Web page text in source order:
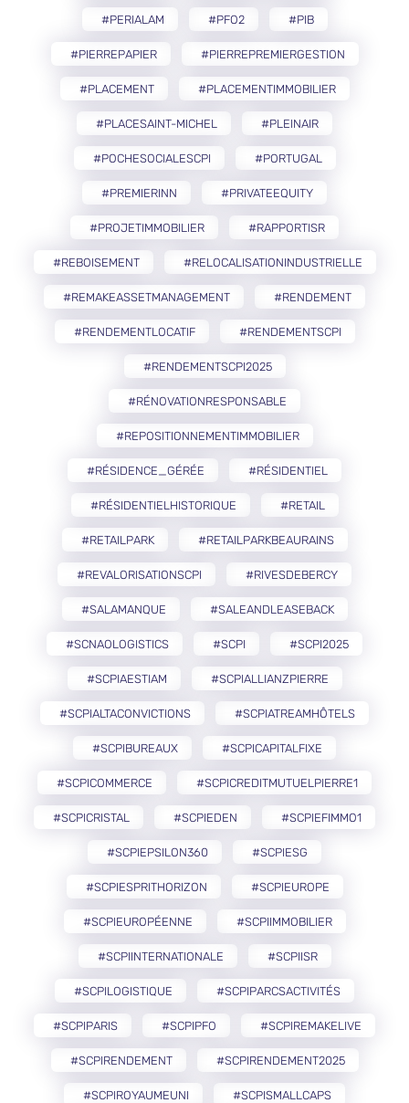
#PERIALAM #PFO2 #PIB
#PIERREPAPIER #PIERREPREMIERGESTION
#PLACEMENT #PLACEMENTIMMOBILIER
#PLACESAINT-MICHEL #PLEINAIR
#POCHESOCIALESCPI #PORTUGAL
#PREMIERINN #PRIVATEEQUITY
#PROJETIMMOBILIER #RAPPORTISR
#REBOISEMENT #RELOCALISATIONINDUSTRIELLE
#REMAKEASSETMANAGEMENT #RENDEMENT
#RENDEMENTLOCATIF #RENDEMENTSCPI
#RENDEMENTSCPI2025
#RÉNOVATIONRESPONSABLE
#REPOSITIONNEMENTIMMOBILIER
#RÉSIDENCE_GÉRÉE #RÉSIDENTIEL
#RÉSIDENTIELHISTORIQUE #RETAIL
#RETAILPARK #RETAILPARKBEAURAINS
#REVALORISATIONSCPI #RIVESDEBERCY
#SALAMANQUE #SALEANDLEASEBACK
#SCNAOLOGISTICS #SCPI #SCPI2025
#SCPIAESTIAM #SCPIALLIANZPIERRE
#SCPIALTACONVICTIONS #SCPIATREAMHÔTELS
#SCPIBUREAUX #SCPICAPITALFIXE
#SCPICOMMERCE #SCPICREDITMUTUELPIERRE1
#SCPICRISTAL #SCPIEDEN #SCPIEFIMMO1
#SCPIEPSILON360 #SCPIESG
#SCPIESPRITHORIZON #SCPIEUROPE
#SCPIEUROPÉENNE #SCPIIMMOBILIER
#SCPIINTERNATIONALE #SCPIISR
#SCPILOGISTIQUE #SCPIPARCSACTIVITÉS
#SCPIPARIS #SCPIPFO #SCPIREMAKELIVE
#SCPIRENDEMENT #SCPIRENDEMENT2025
#SCPIROYAUMEUNI #SCPISMALLCAPS